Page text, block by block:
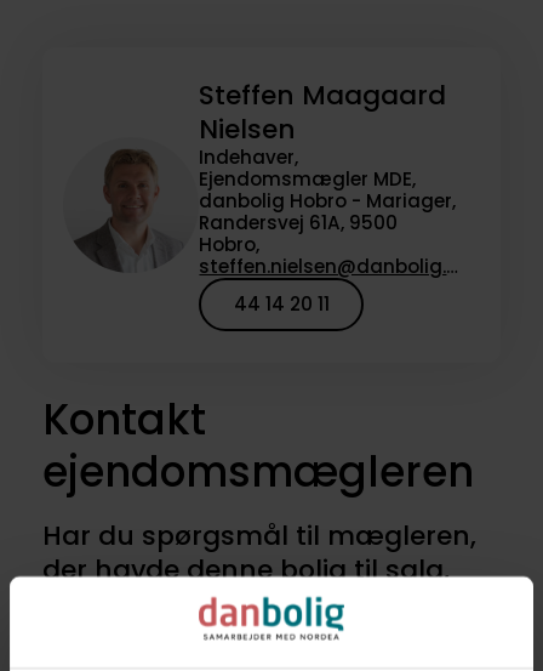
Steffen Maagaard
Nielsen
Indehaver,
Ejendomsmægler MDE,
danbolig Hobro - Mariager,
Randersvej 61A, 9500
Hobro,
steffen.nielsen@danbolig.dk
44 14 20 11
Kontakt
ejendomsmægleren
Har du spørgsmål til mægleren,
der havde denne bolig til salg,
eller vil du høre om lignende
boliger til salg? Kontakt os for at